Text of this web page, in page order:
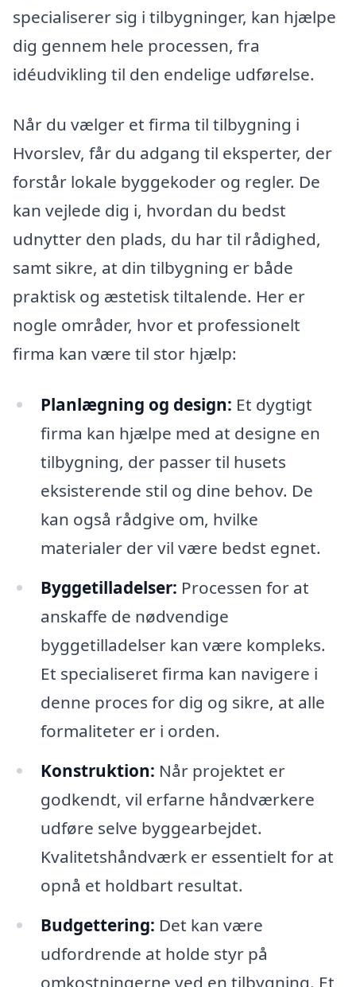
specialiserer sig i tilbygninger, kan hjælpe
dig gennem hele processen, fra
idéudvikling til den endelige udførelse.
Når du vælger et firma til tilbygning i
Hvorslev, får du adgang til eksperter, der
forstår lokale byggekoder og regler. De
kan vejlede dig i, hvordan du bedst
udnytter den plads, du har til rådighed,
samt sikre, at din tilbygning er både
praktisk og æstetisk tiltalende. Her er
nogle områder, hvor et professionelt
firma kan være til stor hjælp:
Planlægning og design: Et dygtigt
firma kan hjælpe med at designe en
tilbygning, der passer til husets
eksisterende stil og dine behov. De
kan også rådgive om, hvilke
materialer der vil være bedst egnet.
Byggetilladelser: Processen for at
anskaffe de nødvendige
byggetilladelser kan være kompleks.
Et specialiseret firma kan navigere i
denne proces for dig og sikre, at alle
formaliteter er i orden.
Konstruktion: Når projektet er
godkendt, vil erfarne håndværkere
udføre selve byggearbejdet.
Kvalitetshåndværk er essentielt for at
opnå et holdbart resultat.
Budgettering: Det kan være
udfordrende at holde styr på
omkostningerne ved en tilbygning. Et